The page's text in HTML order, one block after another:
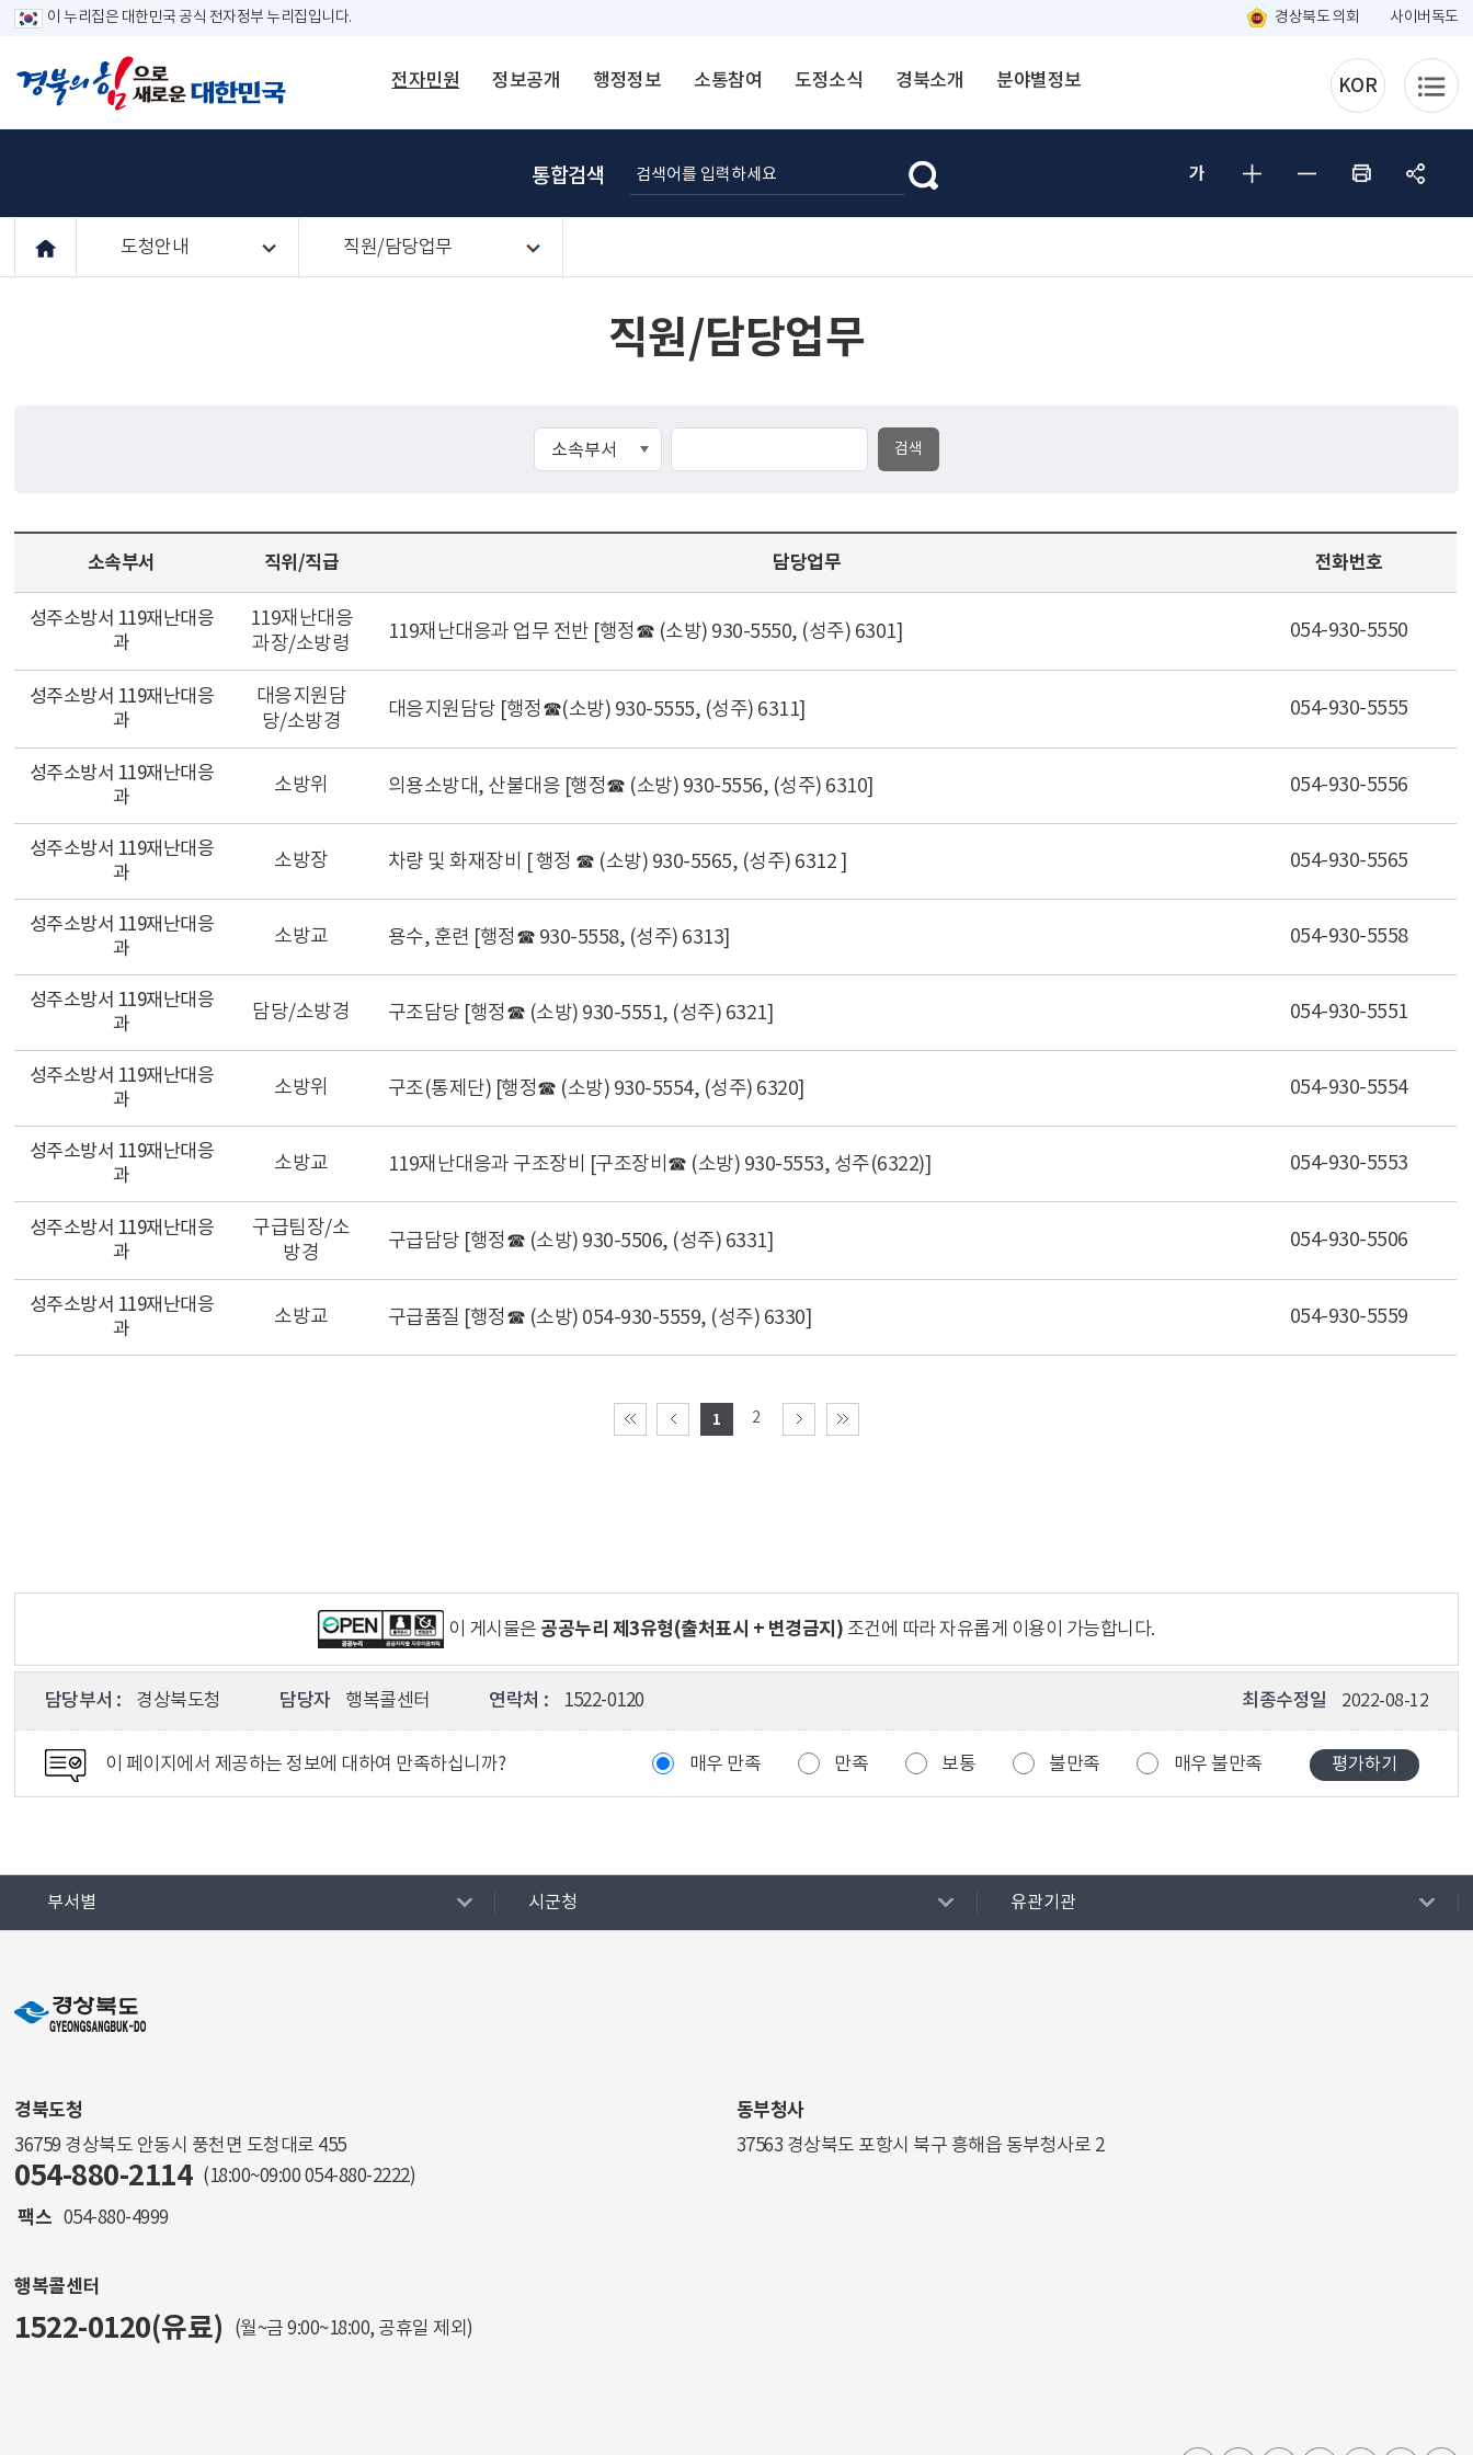
이 누리집은 대한민국 공식 전자정부 누리집입니다. 경상북도 의회 사이버독도
전자민원 정보공개 행정정보 소통참여 도정소식 경북소개 분야별정보 KOR
통합검색
도청안내 직원/담당업무
직원/담당업무
소속부서 직위/직급 담당업무 전화번호
성주소방서 119재난대응
과
119재난대응
과장/소방령
119재난대응과 업무 전반 [행정☎ (소방) 930-5550, (성주) 6301] 054-930-5550
성주소방서 119재난대응
과
대응지원담
당/소방경
대응지원담당 [행정☎(소방) 930-5555, (성주) 6311] 054-930-5555
성주소방서 119재난대응
과
소방위 의용소방대, 산불대응 [행정☎ (소방) 930-5556, (성주) 6310] 054-930-5556
성주소방서 119재난대응
과
소방장 차량 및 화재장비 [ 행정 ☎ (소방) 930-5565, (성주) 6312 ] 054-930-5565
성주소방서 119재난대응
과
소방교 용수, 훈련 [행정☎ 930-5558, (성주) 6313] 054-930-5558
성주소방서 119재난대응
과
담당/소방경 구조담당 [행정☎ (소방) 930-5551, (성주) 6321] 054-930-5551
성주소방서 119재난대응
과
소방위 구조(통제단) [행정☎ (소방) 930-5554, (성주) 6320] 054-930-5554
성주소방서 119재난대응
과
소방교 119재난대응과 구조장비 [구조장비☎ (소방) 930-5553, 성주(6322)] 054-930-5553
성주소방서 119재난대응
과
구급팀장/소
방경
구급담당 [행정☎ (소방) 930-5506, (성주) 6331] 054-930-5506
성주소방서 119재난대응
과
소방교 구급품질 [행정☎ (소방) 054-930-5559, (성주) 6330] 054-930-5559
1 2
이 게시물은 공공누리 제3유형(출처표시 + 변경금지) 조건에 따라 자유롭게 이용이 가능합니다.
담당부서 : 경상북도청 담당자 행복콜센터 연락처 : 1522-0120 최종수정일 2022-08-12
이 페이지에서 제공하는 정보에 대하여 만족하십니까? 매우 만족 만족 보통 불만족 매우 불만족
부서별 시군청 유관기관
경북도청
36759 경상북도 안동시 풍천면 도청대로 455
054-880-2114 (18:00~09:00 054-880-2222)
팩스 054-880-4999
동부청사
37563 경상북도 포항시 북구 흥해읍 동부청사로 2
행복콜센터
1522-0120(유료) (월~금 9:00~18:00, 공휴일 제외)